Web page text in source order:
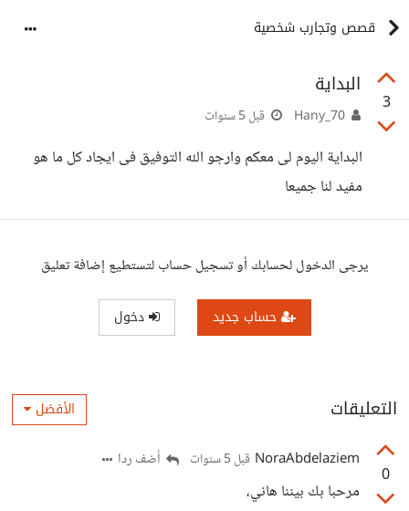
قصص وتجارب شخصية
3
البداية
قبل 5 سنوات
البداية اليوم لى معكم وارجو الله التوفيق فى ايجاد كل ما هو
مفيد لنا جميعا
يرجى الدخول لحسابك أو تسجيل حساب لتستطيع إضافة تعليق
حساب جديد دخول
التعليقات الأفضل
0
NoraAbdelaziem قبل 5 سنوات أضف ردا
مرحبا بك بيننا هاني،